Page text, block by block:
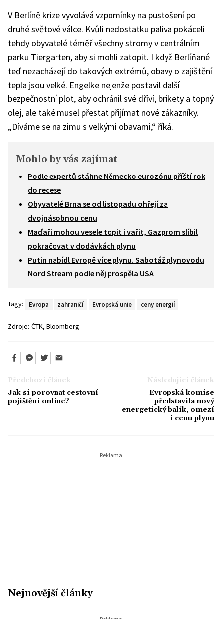
V Berlíně krize vyvolává vzpomínky na pustošení po
druhé světové válce. Kvůli nedostatku paliva pokáceli
tehdy obyvatelé téměř všechny stromy v centrálním
parku Tiergarten, aby si mohli zatopit. I když Berlíňané
teď nezacházejí do takových extrémů, obavy o zajištění
tepla jsou velké. Engelke nejenže postavil další
bezpečnostní plot, aby ochránil své dříví, brikety a topný
olej, ale také musel přestat přijímat nové zákazníky.
„Díváme se na zimu s velkými obavami,“ říká.
Mohlo by vás zajímat
Podle expertů stáhne Německo eurozónu příští rok
do recese
Obyvatelé Brna se od listopadu ohřejí za
dvojnásobnou cenu
Maďaři mohou vesele topit i vařit, Gazprom slíbil
pokračovat v dodávkách plynu
Putin nabídl Evropě více plynu. Sabotáž plynovodu
Nord Stream podle něj prospěla USA
Tagy: Evropa zahraničí Evropská unie ceny energií
Zdroje: ČTK, Bloomberg
Předchozí článek
Jak si porovnat cestovní
pojištění online?
Následující článek
Evropská komise
představila nový
energetický balík, omezí
i cenu plynu
Nejnovější články